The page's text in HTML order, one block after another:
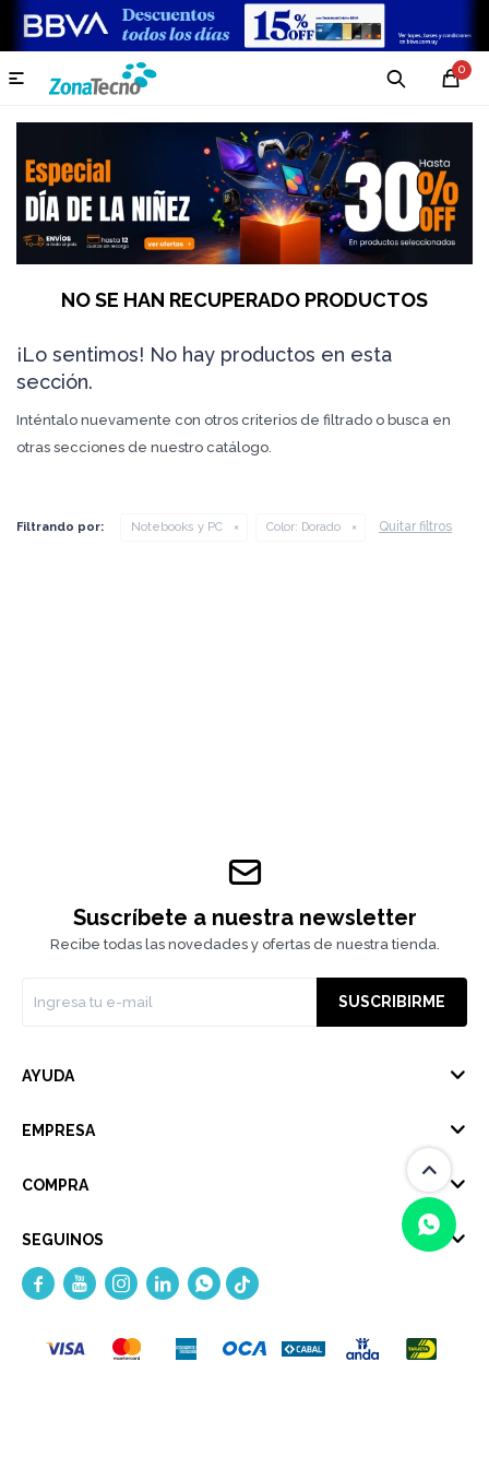
0

NO SE HAN RECUPERADO PRODUCTOS
¡Lo sentimos! No hay productos en esta
sección.
Inténtalo nuevamente con otros criterios de filtrado o busca en
otras secciones de nuestro catálogo.
Filtrando por: Notebooks y PC Color: Dorado Quitar filtros
Suscríbete a nuestra newsletter
Recibe todas las novedades y ofertas de nuestra tienda.
SUSCRIBIRME
AYUDA
EMPRESA
COMPRA
SEGUINOS
    